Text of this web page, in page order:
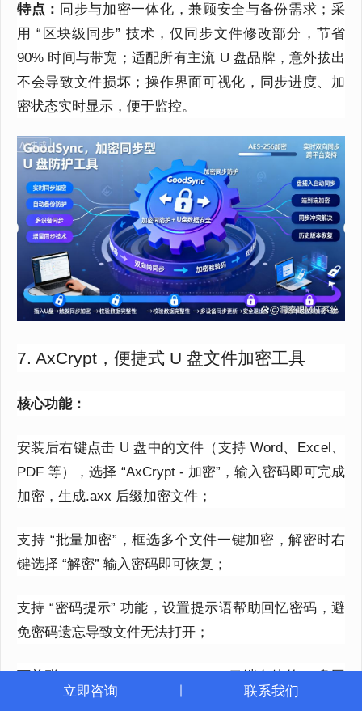
特点： 同步与加密一体化，兼顾安全与备份需求；采
用 “区块级同步” 技术，仅同步文件修改部分，节省
90% 时间与带宽；适配所有主流 U 盘品牌，意外拔出
不会导致文件损坏；操作界面可视化，同步进度、加
密状态实时显示，便于监控。
7. AxCrypt，便捷式 U 盘文件加密工具
核心功能：
安装后右键点击 U 盘中的文件（支持 Word、Excel、
PDF 等），选择 “AxCrypt - 加密”，输入密码即可完成
加密，生成.axx 后缀加密文件；
支持 “批量加密”，框选多个文件一键加密，解密时右
键选择 “解密” 输入密码即可恢复；
支持 “密码提示” 功能，设置提示语帮助回忆密码，避
免密码遗忘导致文件无法打开；
可关联 OneDrive、Google Drive，云端存储的 U 盘同
步文件也能加密保护。
立即咨询 联系我们